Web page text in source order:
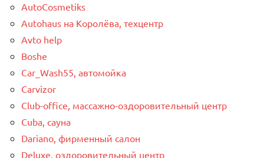
AutoCosmetiks
Autohaus на Королёва, техцентр
Avto help
Boshe
Car_Wash55, автомойка
Carvizor
Club-office, массажно-оздоровительный центр
Cuba, сауна
Dariano, фирменный салон
Deluxe, оздоровительный центр